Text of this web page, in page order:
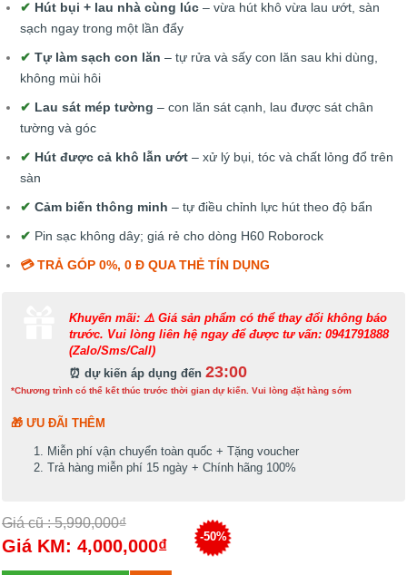
✔ Hút bụi + lau nhà cùng lúc – vừa hút khô vừa lau ướt, sàn
sạch ngay trong một lần đẩy
✔ Tự làm sạch con lăn – tự rửa và sấy con lăn sau khi dùng,
không mùi hôi
✔ Lau sát mép tường – con lăn sát cạnh, lau được sát chân
tường và góc
✔ Hút được cả khô lẫn ướt – xử lý bụi, tóc và chất lỏng đổ trên
sàn
✔ Cảm biến thông minh – tự điều chỉnh lực hút theo độ bẩn
✔ Pin sạc không dây; giá rẻ cho dòng H60 Roborock
💳 TRẢ GÓP 0%, 0 Đ QUA THẺ TÍN DỤNG
Khuyến mãi: ⚠️ Giá sản phẩm có thể thay đổi không báo
trước. Vui lòng liên hệ ngay để được tư vấn: 0941791888
(Zalo/Sms/Call)
⏰ dự kiến áp dụng đến 23:00
*Chương trình có thể kết thúc trước thời gian dự kiến. Vui lòng đặt hàng sớm
🎁 ƯU ĐÃI THÊM
Miễn phí vận chuyển toàn quốc + Tặng voucher
Trả hàng miễn phí 15 ngày + Chính hãng 100%
Giá cũ : 5,990,000₫
Giá KM: 4,000,000₫ -50%